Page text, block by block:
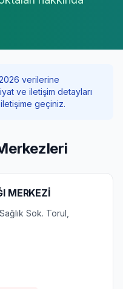
verilerine
ve iletişim detayları
geçiniz.
MERKEZİ
Sok. Torul,